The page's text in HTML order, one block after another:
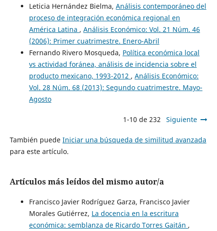
Leticia Hernández Bielma, Análisis contemporáneo del
proceso de integración económica regional en
América Latina , Análisis Económico: Vol. 21 Núm. 46
(2006): Primer cuatrimestre. Enero-Abril
Fernando Rivero Mosqueda, Política económica local
vs actividad foránea, análisis de incidencia sobre el
producto mexicano, 1993-2012 , Análisis Económico:
Vol. 28 Núm. 68 (2013): Segundo cuatrimestre. Mayo-
Agosto
1-10 de 232 Siguiente
También puede Iniciar una búsqueda de similitud avanzada
para este artículo.
Artículos más leídos del mismo autor/a
Francisco Javier Rodríguez Garza, Francisco Javier
Morales Gutiérrez, La docencia en la escritura
económica: semblanza de Ricardo Torres Gaitán ,